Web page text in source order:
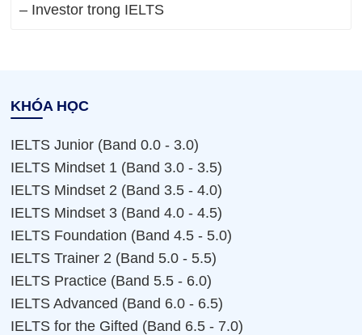
– Investor trong IELTS
KHÓA HỌC
IELTS Junior (Band 0.0 - 3.0)
IELTS Mindset 1 (Band 3.0 - 3.5)
IELTS Mindset 2 (Band 3.5 - 4.0)
IELTS Mindset 3 (Band 4.0 - 4.5)
IELTS Foundation (Band 4.5 - 5.0)
IELTS Trainer 2 (Band 5.0 - 5.5)
IELTS Practice (Band 5.5 - 6.0)
IELTS Advanced (Band 6.0 - 6.5)
IELTS for the Gifted (Band 6.5 - 7.0)